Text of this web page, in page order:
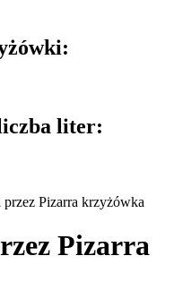
liter:
przez Pizarra krzyżówka
Pizarra